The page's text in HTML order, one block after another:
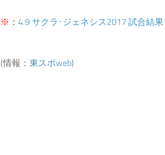
※： 4.9 サクラ･ジェネシス2017 試合結果
(情報： 東スポweb)